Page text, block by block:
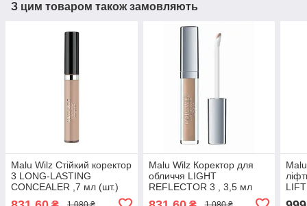
З цим товаром також замовляють
Malu Wilz Стійкий коректор
3 LONG-LASTING
CONCEALER ,7 мл (шт.)
Malu Wilz Коректор для
обличчя LIGHT
REFLECTOR 3 , 3,5 мл